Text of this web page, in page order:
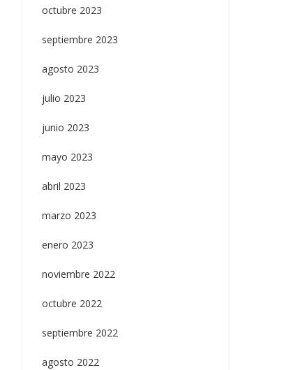
octubre 2023
septiembre 2023
agosto 2023
julio 2023
junio 2023
mayo 2023
abril 2023
marzo 2023
enero 2023
noviembre 2022
octubre 2022
septiembre 2022
agosto 2022